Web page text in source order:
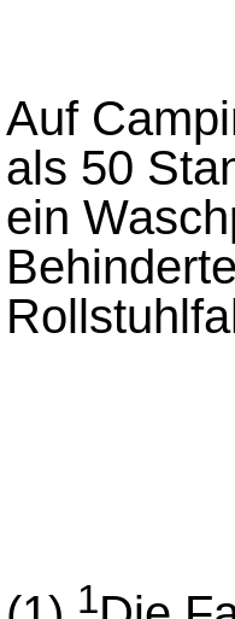
Auf
als 50
ein
1